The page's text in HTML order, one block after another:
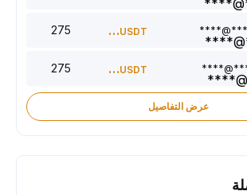
220USDT
150USDT
عرض التفاصيل